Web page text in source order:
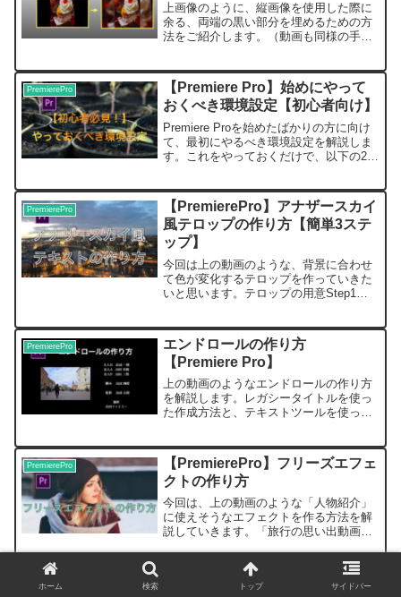
上画像のように、縦画像を使用した際に
余る、両端の黒い部分を埋めるための方
法をご紹介します。（動画も同様の手順
い縦画像をシーケンスのV1にドラッグ&
ドロップStep...
PremierePro
【Premiere Pro】始めにやって
おくべき環境設定【初心者向け】
Premiere Proを始めたばかりの方に向け
て、最初にやるべき環境設定を解説しま
す。これをやっておくだけで、以下の2点
んなことできるよーっていう紹介をして
いきます。...
PremierePro
【PremierePro】アナザースカイ
風テロップの作り方【簡単3ステ
ップ】
今回は上の動画のような、背景に合わせ
て色が変化するテロップを作っていきた
いと思います。テロップの用意Step1レ
レガシータイトルを使用していますが、
文字ツールでもできま...
PremierePro
エンドロールの作り方
【Premiere Pro】
上の動画のようなエンドロールの作り方
を解説します。レガシータイトルを使っ
た作成方法と、テキストツールを使った
イトルを開くStep1.「ファイル」→「新
規」→「レガシー...
PremierePro
【PremierePro】フリーズエフェ
クトの作り方
今回は、上の動画のような「人物紹介」
に使えそうなエフェクトを作る方法を解
説していきます。「旅行の思い出動画を
い！」というような人にオススメです。
全部で15ステップありますが、大変な作
業は1つしかないので、...
PremierePro
【PremierePro】新規プロジェク
ホーム 検索 トップ サイドバー